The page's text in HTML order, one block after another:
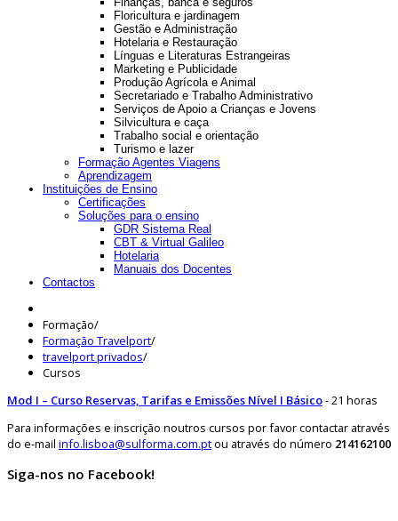
Floricultura e jardinagem
Gestão e Administração
Hotelaria e Restauração
Línguas e Literaturas Estrangeiras
Marketing e Publicidade
Produção Agrícola e Animal
Secretariado e Trabalho Administrativo
Serviços de Apoio a Crianças e Jovens
Silvicultura e caça
Trabalho social e orientação
Turismo e lazer
Formação Agentes Viagens
Aprendizagem
Instituições de Ensino
Certificações
Soluções para o ensino
GDR Sistema Real
CBT & Virtual Galileo
Hotelaria
Manuais dos Docentes
Contactos
Formação/
Formação Travelport/
travelport privados/
Cursos
Mod I – Curso Reservas, Tarifas e Emissões Nível I Básico- 21 horas
Para informações e inscrição noutros cursos por favor contactar através
do e-mail info.lisboa@sulforma.com.ptou através do número 214162100
Siga-nos no Facebook!